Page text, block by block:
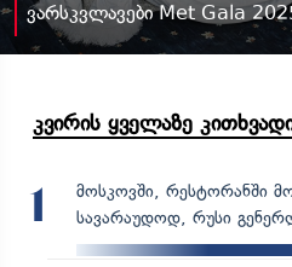
ვარსკვლავები Met Gala
კვირის ყველაზე
1
მოსკოვში, რესტორანში
სავარაუდოდ, რუსი